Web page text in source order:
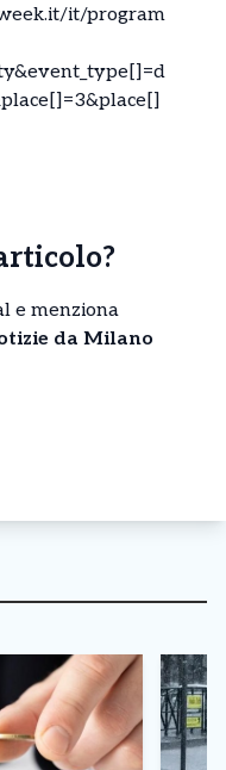
it/program
e menziona
da Milano